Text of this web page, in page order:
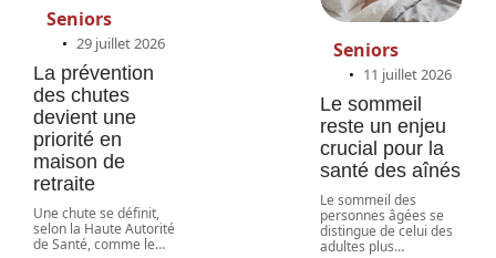
Seniors
29 juillet 2026
La prévention
des chutes
devient une
priorité en
maison de
retraite
Une chute se définit,
selon la Haute Autorité
de Santé, comme le…
Seniors
11 juillet 2026
Le sommeil
reste un enjeu
crucial pour la
santé des aînés
Le sommeil des
personnes âgées se
distingue de celui des
adultes plus…